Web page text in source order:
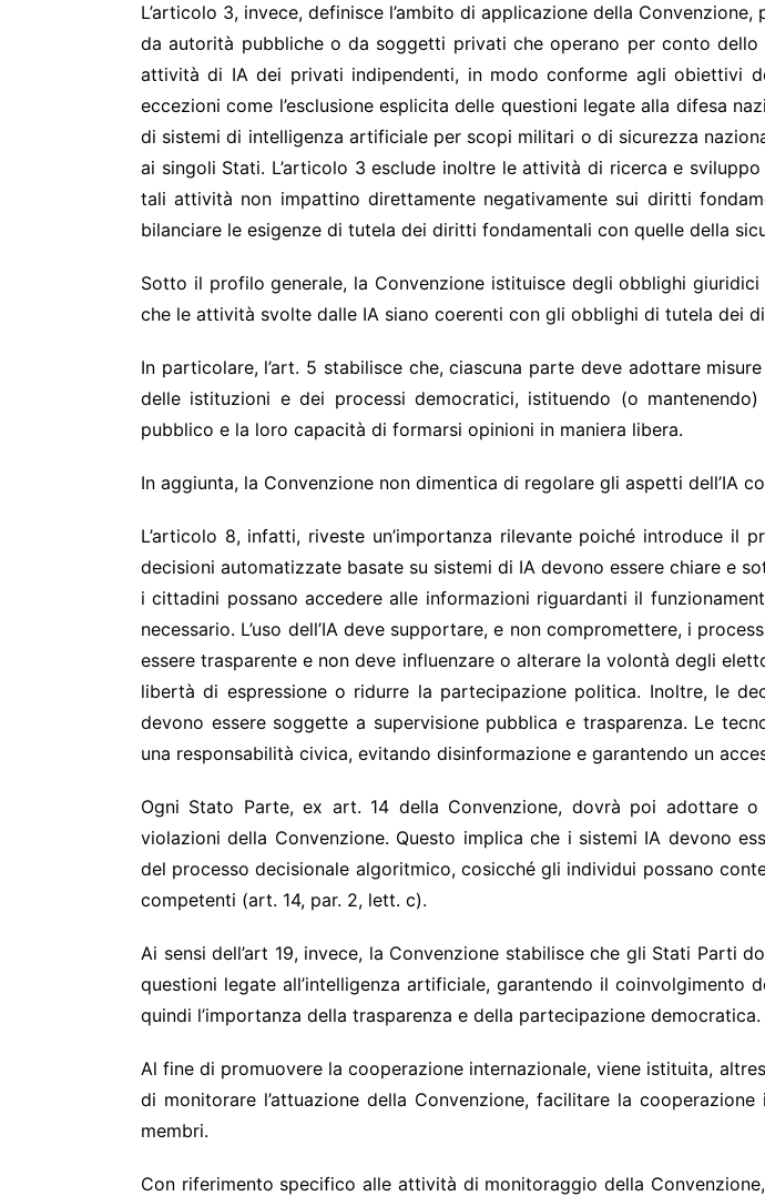
L’articolo 3, invece, definisce l’ambito di applicazione della
da autorità pubbliche o da soggetti privati che operano per conto
attività di IA dei privati indipendenti, in modo conforme agli obiettivi
eccezioni come l’esclusione esplicita delle questioni legate alla difesa
di sistemi di intelligenza artificiale per scopi militari o di sicurezza
ai singoli Stati. L’articolo 3 esclude inoltre le attività di ricerca e
tali attività non impattino direttamente negativamente sui diritti
bilanciare le esigenze di tutela dei diritti fondamentali con quelle della
Sotto il profilo generale, la Convenzione istituisce degli obblighi
che le attività svolte dalle IA siano coerenti con gli obblighi di tutela dei
In particolare, l’art. 5 stabilisce che, ciascuna parte deve adottare
delle istituzioni e dei processi democratici, istituendo (o
pubblico e la loro capacità di formarsi opinioni in maniera libera.
In aggiunta, la Convenzione non dimentica di regolare gli aspetti dell’IA
L’articolo 8, infatti, riveste un’importanza rilevante poiché introduce il
decisioni automatizzate basate su sistemi di IA devono essere chiare e
i cittadini possano accedere alle informazioni riguardanti il
necessario. L’uso dell’IA deve supportare, e non compromettere, i
essere trasparente e non deve influenzare o alterare la volontà degli
libertà di espressione o ridurre la partecipazione politica. Inoltre, le
devono essere soggette a supervisione pubblica e trasparenza. Le
una responsabilità civica, evitando disinformazione e garantendo un
Ogni Stato Parte, ex art. 14 della Convenzione, dovrà poi adottare
violazioni della Convenzione. Questo implica che i sistemi IA devono
del processo decisionale algoritmico, cosicché gli individui possano
competenti (art. 14, par. 2, lett. c).
Ai sensi dell’art 19, invece, la Convenzione stabilisce che gli Stati Parti
questioni legate all’intelligenza artificiale, garantendo il coinvolgimento
quindi l’importanza della trasparenza e della partecipazione democratica.
Al fine di promuovere la cooperazione internazionale, viene istituita,
di monitorare l’attuazione della Convenzione, facilitare la
membri.
Con riferimento specifico alle attività di monitoraggio della